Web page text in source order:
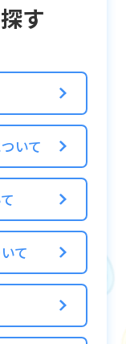
的に移行さ
ィの先頭
の文字をタ
す
いて
て